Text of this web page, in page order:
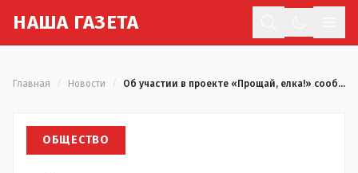
НАША ГАЗЕТА
Главная Новости Об участии в проекте «Прощай, елка!» сообщили уже четыре школы Костаная
ОБЩЕСТВО